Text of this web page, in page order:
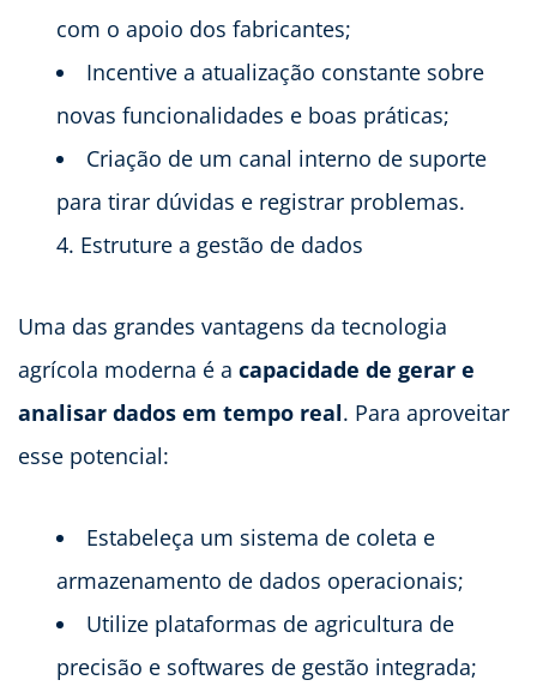
com o apoio dos fabricantes;
Incentive a atualização constante sobre
novas funcionalidades e boas práticas;
Criação de um canal interno de suporte
para tirar dúvidas e registrar problemas.
Estruture a gestão de dados
Uma das grandes vantagens da tecnologia
agrícola moderna é a capacidade de gerar e
analisar dados em tempo real. Para aproveitar
esse potencial:
Estabeleça um sistema de coleta e
armazenamento de dados operacionais;
Utilize plataformas de agricultura de
precisão e softwares de gestão integrada;